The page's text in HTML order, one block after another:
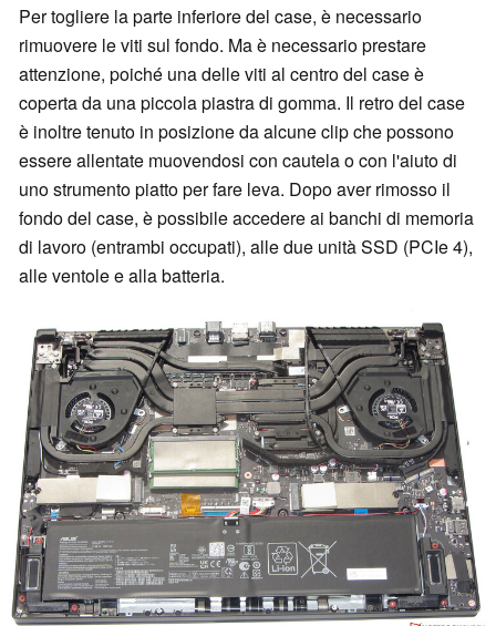
Per togliere la parte inferiore del case, è necessario
rimuovere le viti sul fondo. Ma è necessario prestare
attenzione, poiché una delle viti al centro del case è
coperta da una piccola piastra di gomma. Il retro del case
è inoltre tenuto in posizione da alcune clip che possono
essere allentate muovendosi con cautela o con l'aiuto di
uno strumento piatto per fare leva. Dopo aver rimosso il
fondo del case, è possibile accedere ai banchi di memoria
di lavoro (entrambi occupati), alle due unità SSD (PCIe 4),
alle ventole e alla batteria.